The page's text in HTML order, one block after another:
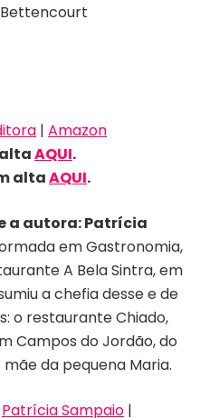
| Amazon
AQUI.
altaAQUI.
a autora:Patrícia
em Gastronomia,
A Bela Sintra, em
a chefia desse e de
o restaurante Chiado,
Campos do Jordão, do
da pequena Maria.
Patrícia Sampaio |